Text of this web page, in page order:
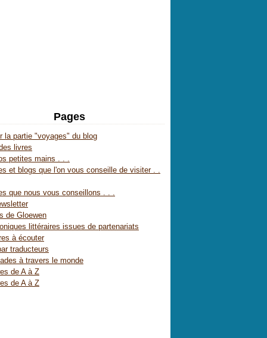
Pages
la partie "voyages" du blog
livres
petites mains . . .
et blogs que l'on vous conseille de visiter . .
que nous vous conseillons . . .
de Gloewen
littéraires issues de partenariats
à écouter
traducteurs
à travers le monde
de A à Z
de A à Z